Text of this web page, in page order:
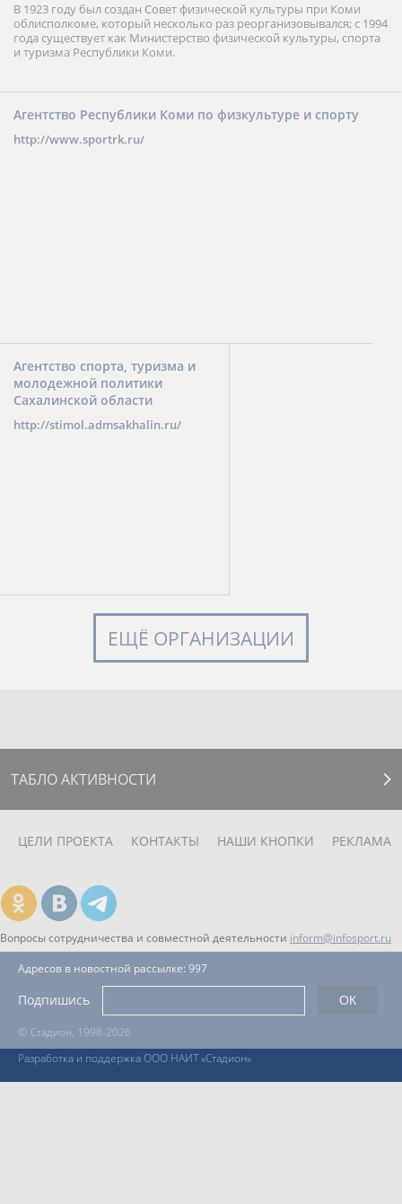
В 1923 году был создан Совет физической культуры при Коми
облисполкоме, который несколько раз реорганизовывался; с 1994
года существует как Министерство физической культуры, спорта
и туризма Республики Коми.
Агентство Республики Коми по физкультуре и спорту
http://www.sportrk.ru/
Агентство спорта, туризма и
молодежной политики
Сахалинской области
http://stimol.admsakhalin.ru/
ЕЩЁ ОРГАНИЗАЦИИ
ТАБЛО АКТИВНОСТИ
ЦЕЛИ ПРОЕКТА КОНТАКТЫ НАШИ КНОПКИ РЕКЛАМА
Вопросы сотрудничества и совместной деятельности inform@infosport.ru
© Стадион, 1998-2026
Разработка и поддержка ООО НАИТ «Стадион»
Адресов в новостной рассылке: 997
Подпишись